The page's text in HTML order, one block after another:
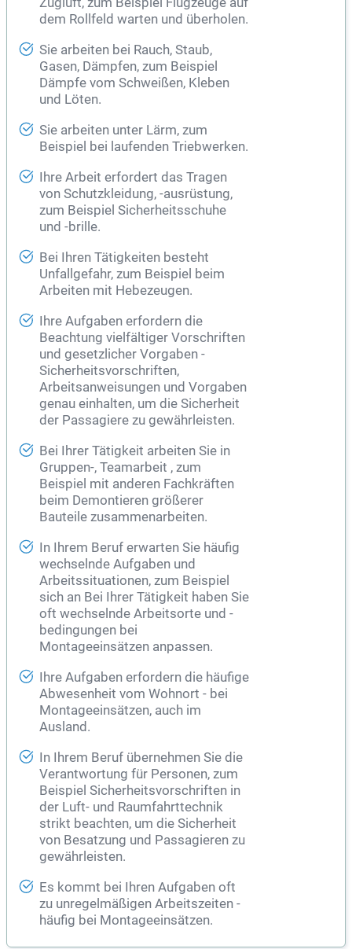
Zugluft, zum Beispiel Flugzeuge auf
dem Rollfeld warten und überholen.
Sie arbeiten bei Rauch, Staub,
Gasen, Dämpfen, zum Beispiel
Dämpfe vom Schweißen, Kleben
und Löten.
Sie arbeiten unter Lärm, zum
Beispiel bei laufenden Triebwerken.
Ihre Arbeit erfordert das Tragen
von Schutzkleidung, -ausrüstung,
zum Beispiel Sicherheitsschuhe
und -brille.
Bei Ihren Tätigkeiten besteht
Unfallgefahr, zum Beispiel beim
Arbeiten mit Hebezeugen.
Ihre Aufgaben erfordern die
Beachtung vielfältiger Vorschriften
und gesetzlicher Vorgaben -
Sicherheitsvorschriften,
Arbeitsanweisungen und Vorgaben
genau einhalten, um die Sicherheit
der Passagiere zu gewährleisten.
Bei Ihrer Tätigkeit arbeiten Sie in
Gruppen-, Teamarbeit , zum
Beispiel mit anderen Fachkräften
beim Demontieren größerer
Bauteile zusammenarbeiten.
In Ihrem Beruf erwarten Sie häufig
wechselnde Aufgaben und
Arbeitssituationen, zum Beispiel
sich an Bei Ihrer Tätigkeit haben Sie
oft wechselnde Arbeitsorte und -
bedingungen bei
Montageeinsätzen anpassen.
Ihre Aufgaben erfordern die häufige
Abwesenheit vom Wohnort - bei
Montageeinsätzen, auch im
Ausland.
In Ihrem Beruf übernehmen Sie die
Verantwortung für Personen, zum
Beispiel Sicherheitsvorschriften in
der Luft- und Raumfahrttechnik
strikt beachten, um die Sicherheit
von Besatzung und Passagieren zu
gewährleisten.
Es kommt bei Ihren Aufgaben oft
zu unregelmäßigen Arbeitszeiten -
häufig bei Montageeinsätzen.